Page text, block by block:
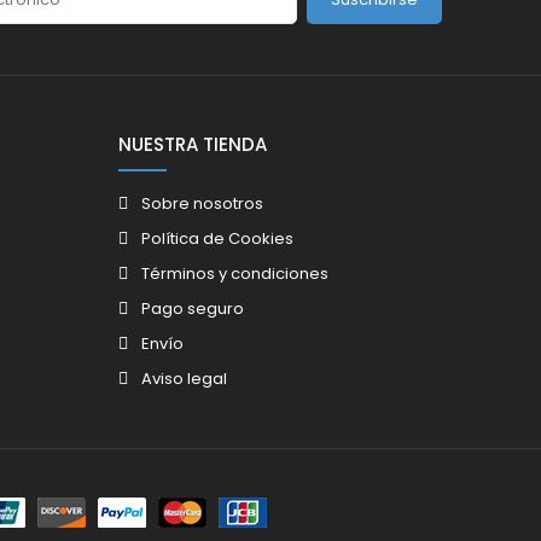
NUESTRA TIENDA
Sobre nosotros
Política de Cookies
Términos y condiciones
Pago seguro
Envío
Aviso legal